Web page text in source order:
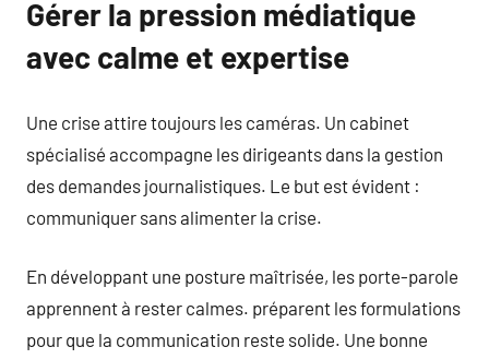
Gérer la pression médiatique
avec calme et expertise
Une crise attire toujours les caméras. Un cabinet
spécialisé accompagne les dirigeants dans la gestion
des demandes journalistiques. Le but est évident :
communiquer sans alimenter la crise.
En développant une posture maîtrisée, les porte-parole
apprennent à rester calmes. préparent les formulations
pour que la communication reste solide. Une bonne